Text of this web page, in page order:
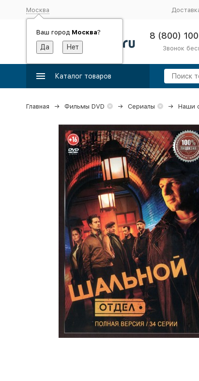
Москва
Ваш город Москва? 8 (800)
Звонок
Каталог товаров
Главная Фильмы DVD Сериалы Наши